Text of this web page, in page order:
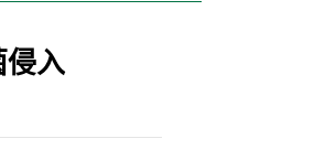
侵入